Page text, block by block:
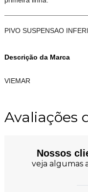
PIVO SUSPENSAO
Descrição da Marca
VIEMAR
Avaliações
Nossos
veja algumas